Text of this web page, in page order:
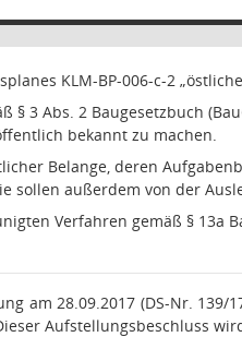
KLM-BP-006-c-2
§ 3 Abs. 2 Baugesetzbuch
bekannt zu machen.
Belange, deren
sollen außerdem von der
Verfahren gemäß § 13a
am 28.09.2017 (DS-Nr. 139/
Aufstellungsbeschluss